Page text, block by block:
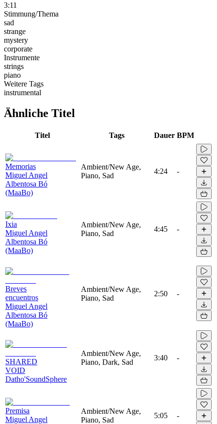
3:11
Stimmung/Thema
sad
strange
mystery
corporate
Instrumente
strings
piano
Weitere Tags
instrumental
Ähnliche Titel
Titel Tags Dauer BPM
Memorias
Miguel Angel
Albentosa Bó
(MaaBo)
Ambient/New Age,
Piano, Sad
4:24 -
Ixia
Miguel Angel
Albentosa Bó
(MaaBo)
Ambient/New Age,
Piano, Sad
4:45 -
Breves
encuentros
Miguel Angel
Albentosa Bó
(MaaBo)
Ambient/New Age,
Piano, Sad
2:50 -
SHARED
VOID
Datho'SoundSphere
Ambient/New Age,
Piano, Dark, Sad
3:40 -
Premisa
Miguel Angel
Ambient/New Age,
Piano, Sad
5:05 -